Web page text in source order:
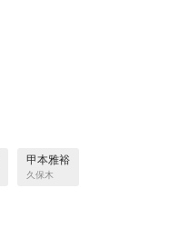
甲本雅裕
久保木